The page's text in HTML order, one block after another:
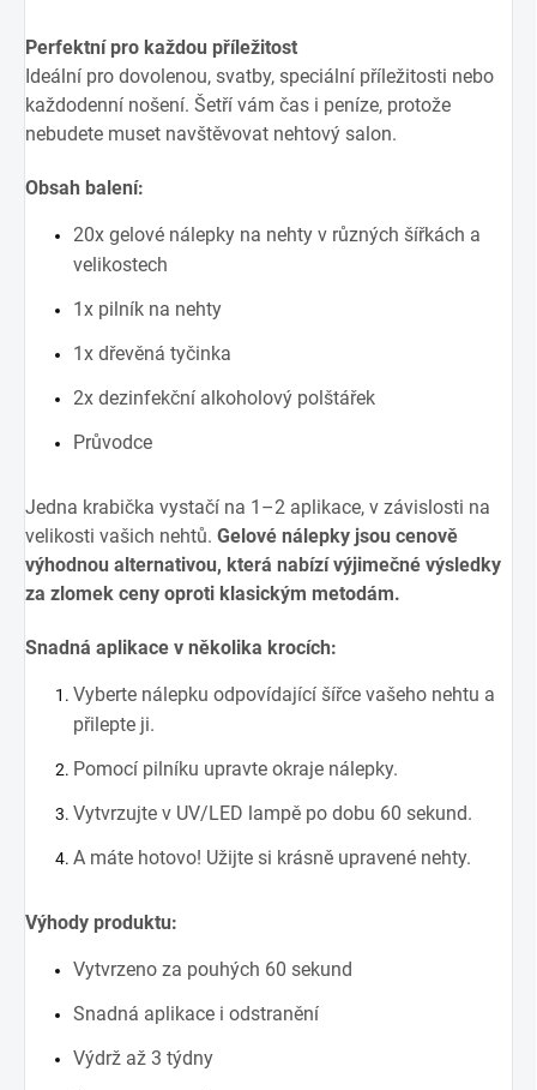
Perfektní pro každou příležitost
Ideální pro dovolenou, svatby, speciální příležitosti nebo
každodenní nošení. Šetří vám čas i peníze, protože
nebudete muset navštěvovat nehtový salon.
Obsah balení:
20x gelové nálepky na nehty v různých šířkách a
velikostech
1x pilník na nehty
1x dřevěná tyčinka
2x dezinfekční alkoholový polštářek
Průvodce
Jedna krabička vystačí na 1–2 aplikace, v závislosti na
velikosti vašich nehtů. Gelové nálepky jsou cenově
výhodnou alternativou, která nabízí výjimečné výsledky
za zlomek ceny oproti klasickým metodám.
Snadná aplikace v několika krocích:
Vyberte nálepku odpovídající šířce vašeho nehtu a
přilepte ji.
Pomocí pilníku upravte okraje nálepky.
Vytvrzujte v UV/LED lampě po dobu 60 sekund.
A máte hotovo! Užijte si krásně upravené nehty.
Výhody produktu:
Vytvrzeno za pouhých 60 sekund
Snadná aplikace i odstranění
Výdrž až 3 týdny